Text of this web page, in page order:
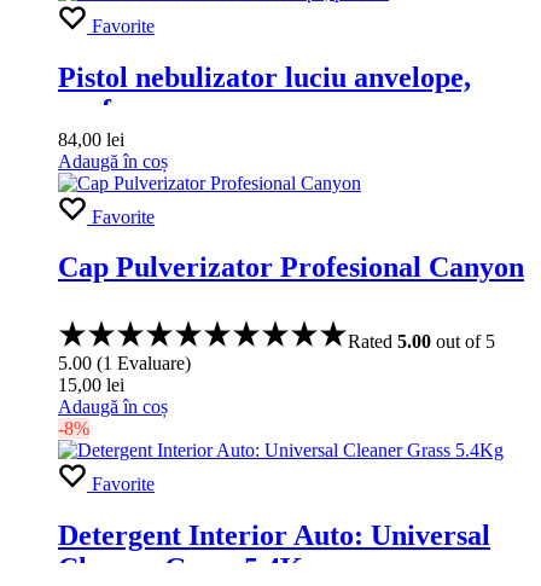
Favorite
Pistol nebulizator luciu anvelope,
parfum
84,00 lei
Adaugă în coș
Favorite
Cap Pulverizator Profesional Canyon
Rated 5.00 out of 5
5.00 (1 Evaluare)
15,00 lei
Adaugă în coș
-8%
Favorite
Detergent Interior Auto: Universal
Cleaner Grass 5.4Kg